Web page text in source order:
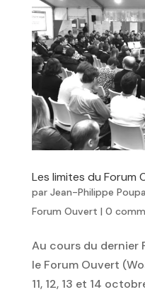
Les limites du Forum
par Jean-Philippe
Forum Ouvert | 0
Au cours du dernier
le Forum Ouvert
11, 12, 13 et 14